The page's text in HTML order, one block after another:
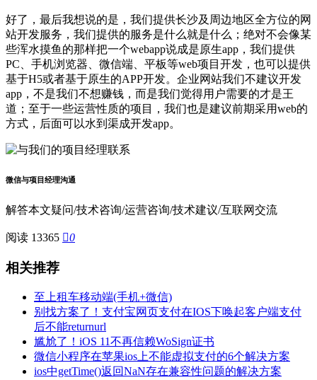
好了，最后我想说的是，我们提供长沙及周边地区全方位的网
站开发服务，我们提供的服务是什么就是什么；绝对不会像某
些浑水摸鱼的那样把一个webapp说成是原生app，我们提供
PC、手机浏览器、微信端、平板等web项目开发，也可以提供
基于H5或者基于原生的APP开发。企业网站我们不建议开发
app，不是我们不想赚钱，而是我们觉得用户需要的才是王
道；至于一些运营性质的项目，我们也是建议前期采用web的
方式，后面可以水到渠成开发app。
微信与项目经理沟通
解答本文疑问/技术咨询/运营咨询/技术建议/互联网交流
阅读 13365 0
相关推荐
至上租车移动端(手机+微信)
别找方案了！支付宝网页支付在IOS下唤起客户端支付
后不能returnurl
尴尬了！iOS 11不再信赖WoSign证书
微信小程序在苹果ios上不能虚拟支付的6个解决方案
ios中getTime()返回NaN存在兼容性问题的解决方案